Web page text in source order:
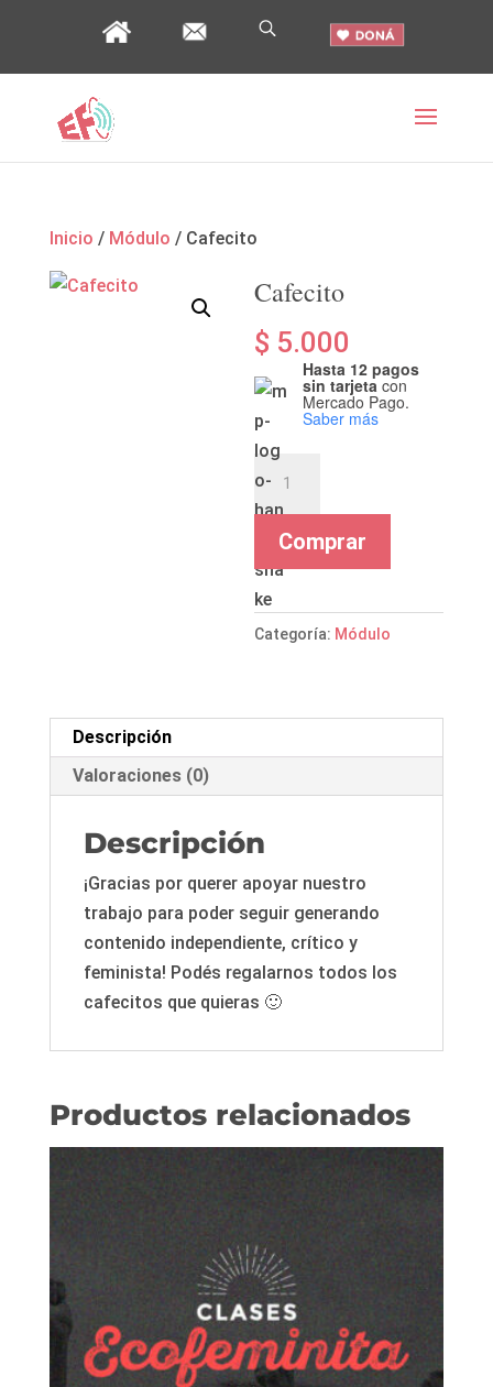
Inicio / Módulo / Cafecito
Cafecito
$ 5.000
Hasta 12 pagos
sin tarjeta con
Mercado Pago.
Saber más
Cafecito
Comprar
Categoría: Módulo
Descripción
Valoraciones (0)
Descripción
¡Gracias por querer apoyar nuestro
trabajo para poder seguir generando
contenido independiente, crítico y
feminista! Podés regalarnos todos los
cafecitos que quieras 🙂
Productos relacionados